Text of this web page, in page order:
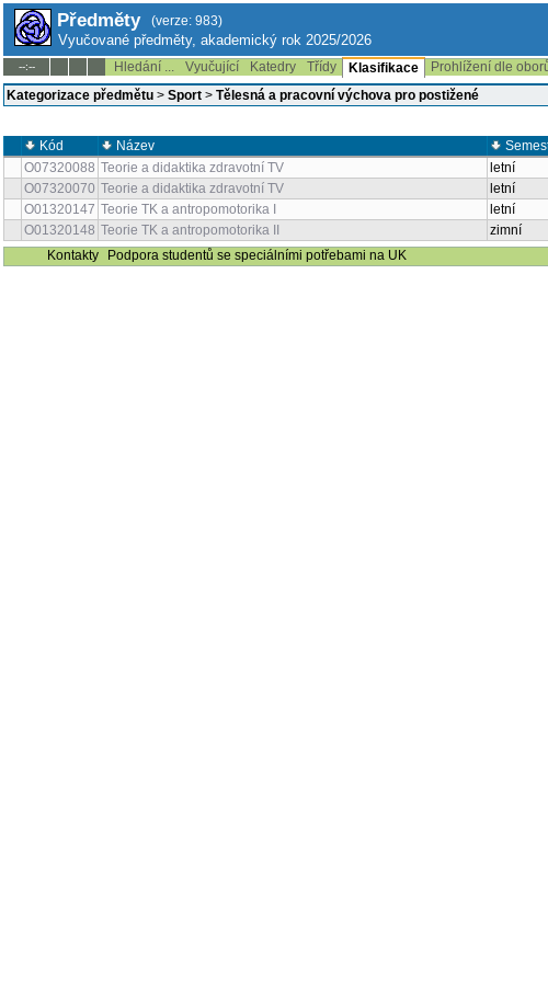
Předměty (verze: 983)
Vyučované předměty, akademický rok 2025/2026
--:-- Hledání ... Vyučující Katedry Třídy Klasifikace Prohlížení dle
Kategorizace předmětu > Sport > Tělesná a pracovní výchova pro postižené
Kód Název
O07320088 Teorie a didaktika zdravotní TV letní
O07320070 Teorie a didaktika zdravotní TV letní
O01320147 Teorie TK a antropomotorika I letní
O01320148 Teorie TK a antropomotorika II zimní
Kontakty
Podpora studentů se speciálními potřebami na UK